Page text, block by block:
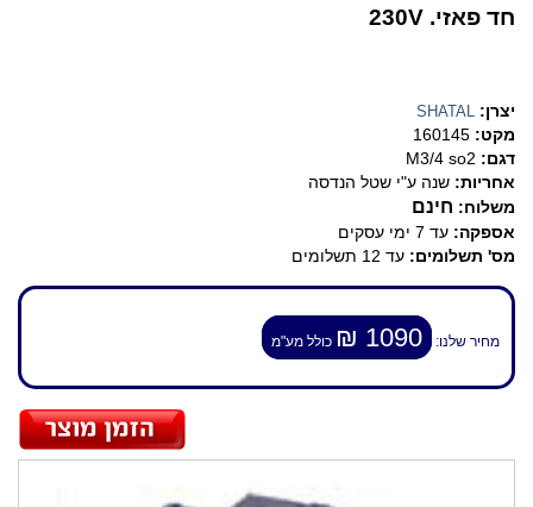
חד פאזי. 230V
יצרן: SHATAL
מקט: 160145
דגם: M3/4 so2
אחריות: שנה ע"י שטל הנדסה
משלוח: חינם
אספקה: עד 7 ימי עסקים
מס' תשלומים: עד 12 תשלומים
מחיר שלנו: 1090 ₪ כולל מע"מ